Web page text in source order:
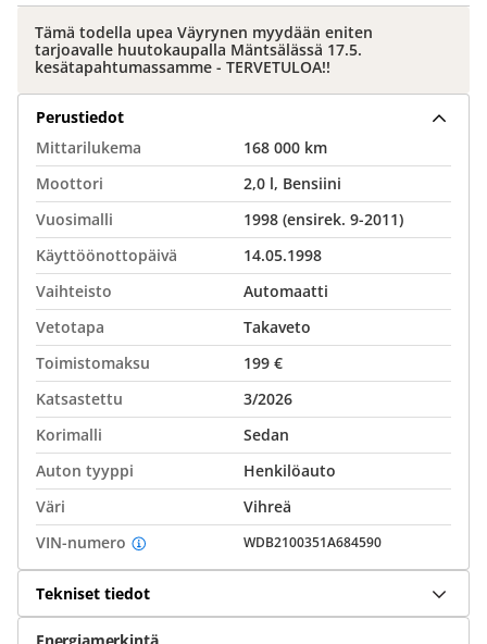
Tämä todella upea Väyrynen myydään eniten
tarjoavalle huutokaupalla Mäntsälässä 17.5.
kesätapahtumassamme - TERVETULOA!!
Perustiedot
Mittarilukema
168 000 km
Moottori
2,0 l, Bensiini
Vuosimalli
1998 (ensirek. 9-2011)
Käyttöönottopäivä
14.05.1998
Vaihteisto
Automaatti
Vetotapa
Takaveto
Toimistomaksu
199 €
Katsastettu
3/2026
Korimalli
Sedan
Auton tyyppi
Henkilöauto
Väri
Vihreä
VIN-numero
WDB2100351A684590
Tekniset tiedot
Energiamerkintä